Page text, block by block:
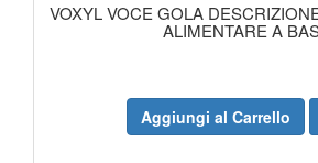
VOXYL VOCE GOLA
ALIMENTARE A
Aggiungi al Carrello